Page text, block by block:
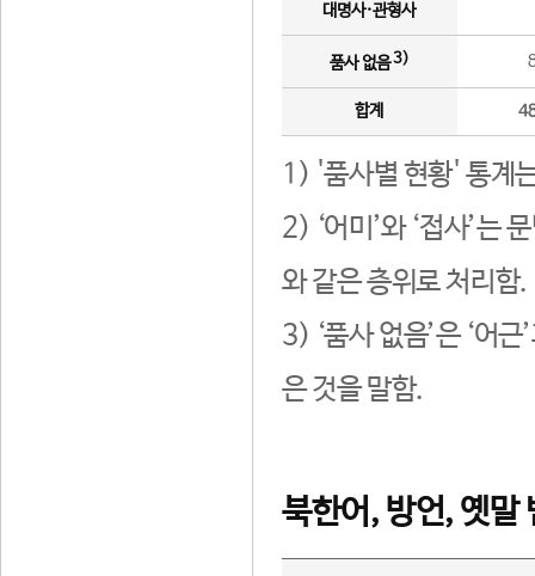
대명사·관형사
품사 없음3)
합계
1) '품사별 현황' 통계
2) ‘어미’와 ‘접사’는
와 같은 층위로 처리함.
3) ‘품사 없음’은 ‘어
은 것을 말함.
북한어, 방언, 옛말